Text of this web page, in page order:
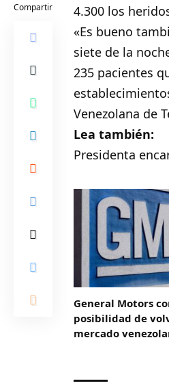
Compartir
4.300 los
«Es bueno
siete de la
235 pacientes
Venezolana de
Lea también:
Presidenta
General Motors
posibilidad de
mercado